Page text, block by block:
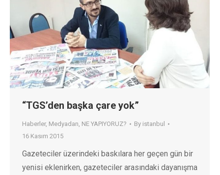
“TGS’den başka çare yok”
Haberler, Medyadan, NE YAPIYORUZ? By istanbul
16 Kasım 2015
Gazeteciler üzerindeki baskılara her geçen gün bir
yenisi eklenirken, gazeteciler arasındaki dayanışma